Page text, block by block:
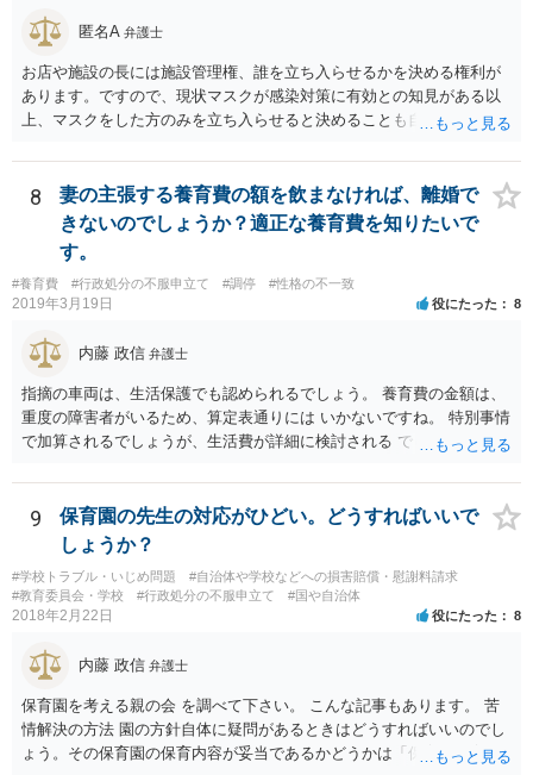
匿名A 弁護士
お店や施設の長には施設管理権、誰を立ち入らせるかを決める権利が
あります。ですので、現状マスクが感染対策に有効との知見がある以
上、マスクをした方のみを立ち入らせると決めることも自由であり、
など公益的な側面のある業種ですと、公衆浴場法など各種業法で定め
られた理由以外での利用拒否は禁止されていますし、公の施設でもマ
スクなしだけでの利用拒否は問題となりえますが、民間のお店に対し
ては慰謝料の請求は認められないと考えられます。
8
妻の主張する養育費の額を飲まなければ、離婚で
きないのでしょうか？適正な養育費を知りたいで
す。
#養育費 #行政処分の不服申立て #調停 #性格の不一致
2019年3月19日 役にたった 8
内藤 政信 弁護士
指摘の車両は、生活保護でも認められるでしょう。 養育費の金額は、
重度の障害者がいるため、算定表通りには いかないですね。 特別事情
で加算されるでしょうが、生活費が詳細に検討される でしょう。 退職
が分与額になるでしょう。 一度家裁に離婚調停の申立てをしないと、
いつまで立っても、 目処がつかないかもしれないですね。
9
保育園の先生の対応がひどい。どうすればいいで
しょうか？
#学校トラブル・いじめ問題
#自治体や学校などへの損害賠償・慰謝料請求
#教育委員会・学校
#行政処分の不服申立て #国や自治体
2018年2月22日 役にたった 8
内藤 政信 弁護士
保育園を考える親の会 を調べて下さい。 こんな記事もあります。 苦
情解決の方法 園の方針自体に疑問があるときはどうすればいいのでし
ょう。その保育園の保育内容が妥当であるかどうかは「保育所保育指